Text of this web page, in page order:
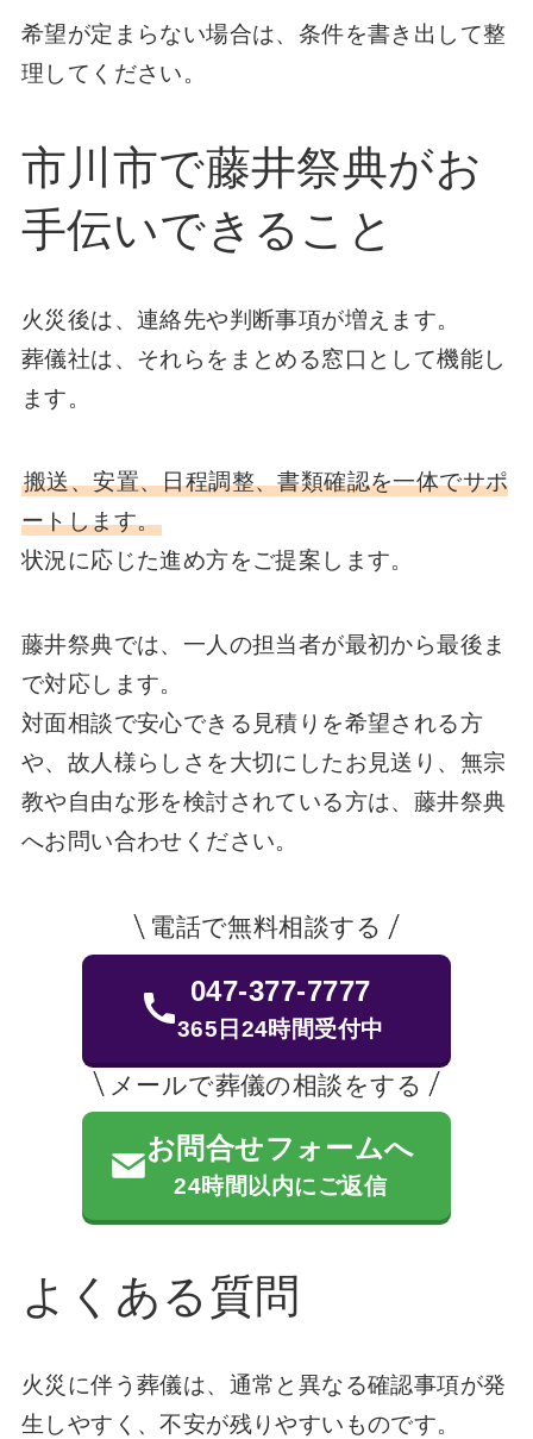
希望が定まらない場合は、条件を書き出して整
理してください。
市川市で藤井祭典がお
手伝いできること
火災後は、連絡先や判断事項が増えます。
葬儀社は、それらをまとめる窓口として機能し
ます。
搬送、安置、日程調整、書類確認を一体でサポ
ートします。
状況に応じた進め方をご提案します。
藤井祭典では、一人の担当者が最初から最後ま
で対応します。
対面相談で安心できる見積りを希望される方
や、故人様らしさを大切にしたお見送り、無宗
教や自由な形を検討されている方は、藤井祭典
へお問い合わせください。
電話で無料相談する
047-377-7777
365日24時間受付中
メールで葬儀の相談をする
お問合せフォームへ
24時間以内にご返信
よくある質問
火災に伴う葬儀は、通常と異なる確認事項が発
生しやすく、不安が残りやすいものです。